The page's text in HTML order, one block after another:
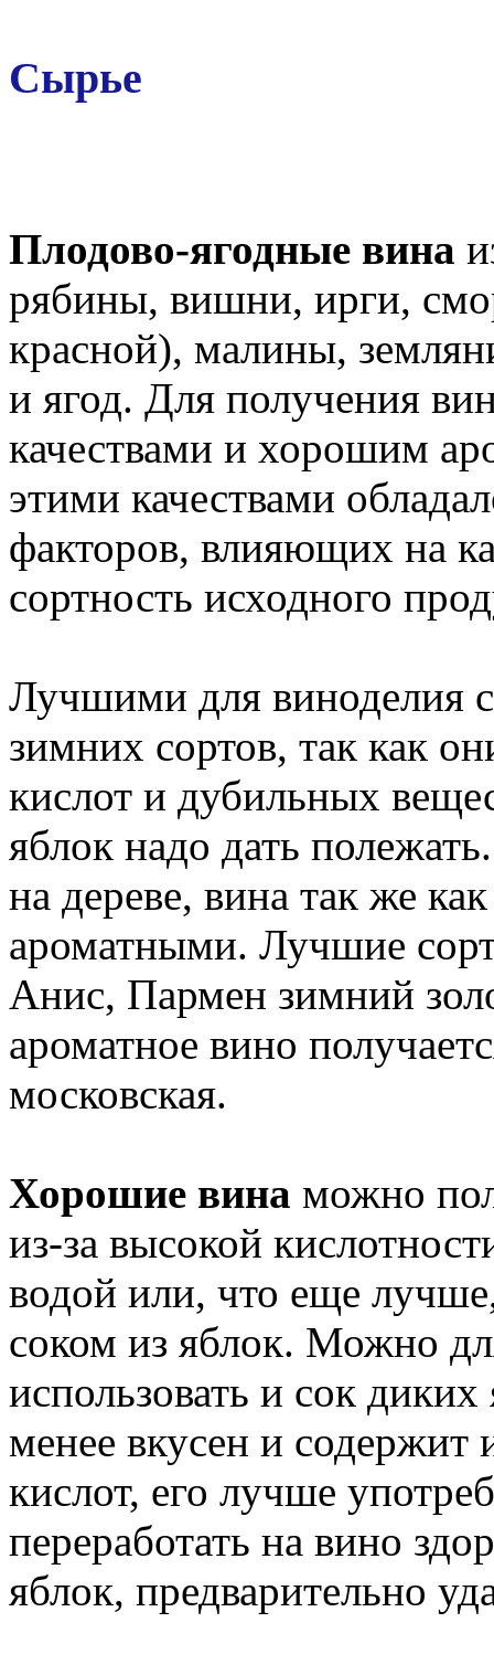
Сырье
Плодово-ягодные вина
рябины, вишни, ирги,
красной), малины,
и ягод. Для получения
качествами и хорошим
этими качествами
факторов, влияющих на
сортность исходного
Лучшими для виноделия
зимних сортов, так как
кислот и дубильных
яблок надо дать
на дереве, вина так же
ароматными. Лучшие
Анис, Пармен зимний
ароматное вино
московская.
Хорошие вина можно
из-за высокой
водой или, что еще
соком из яблок. Можно
использовать и сок
менее вкусен и
кислот, его лучше
переработать на вино
яблок, предварительно